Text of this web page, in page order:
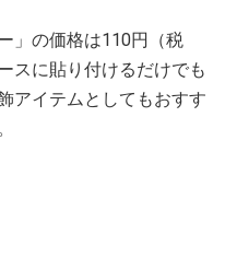
」の価格は110円（税
スに貼り付けるだけでも
アイテムとしてもおすす